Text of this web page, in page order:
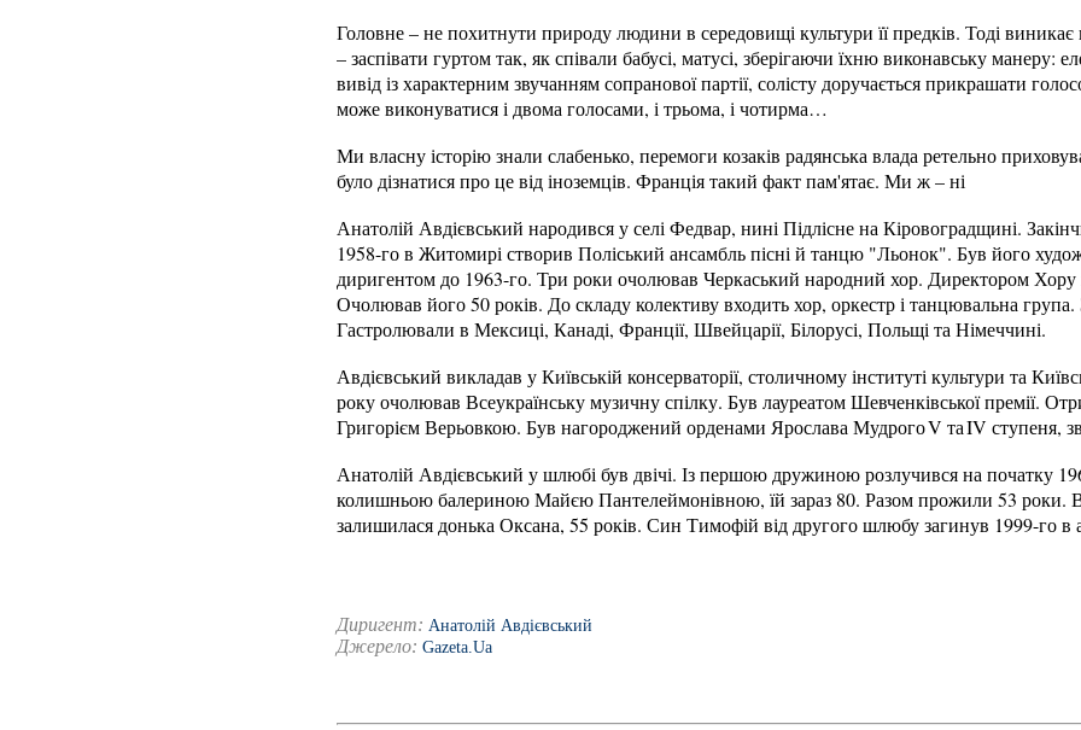
Головне – не похитнути природу людини в середовищі культури її предків. Тоді виникає
– заспівати гуртом так, як співали бабусі, матусі, зберігаючи їхню виконавську манеру:
вивід із характерним звучанням сопранової партії, солісту доручається прикрашати
може виконуватися і двома голосами, і трьома, і чотирма…
Ми власну історію знали слабенько, перемоги козаків радянська влада ретельно
було дізнатися про це від іноземців. Франція такий факт пам'ятає. Ми ж – ні
Анатолій Авдієвський народився у селі Федвар, нині Підлісне на Кіровоградщині.
1958-го в Житомирі створив Поліський ансамбль пісні й танцю "Льонок". Був його
диригентом до 1963-го. Три роки очолював Черкаський народний хор. Директором Хору
Очолював його 50 років. До складу колективу входить хор, оркестр і танцювальна група.
Гастролювали в Мексиці, Канаді, Франції, Швейцарії, Білорусі, Польщі та Німеччині.
Авдієвський викладав у Київській консерваторії, столичному інституті культури та
року очолював Всеукраїнську музичну спілку. Був лауреатом Шевченківської премії.
Григорієм Верьовкою. Був нагороджений орденами Ярослава Мудрого V та IV ступеня,
Анатолій Авдієвський у шлюбі був двічі. Із першою дружиною розлучився на початку
колишньою балериною Майєю Пантелеймонівною, їй зараз 80. Разом прожили 53 роки.
залишилася донька Оксана, 55 років. Син Тимофій від другого шлюбу загинув 1999-го в
Диригент: Анатолій Авдієвський
Джерело: Gazeta.Ua